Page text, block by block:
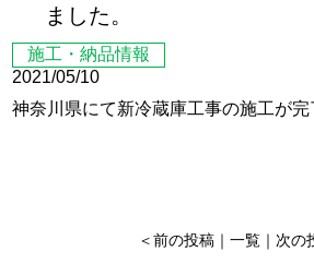
ました。
施工・納品情報
2021/05/10
神奈川県にて新冷蔵庫工事の施工が完
＜ 前の投稿 一覧 次の